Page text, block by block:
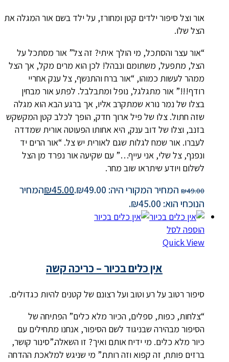
אור וצל סיפור ילדים קטן ומחורז, על ילד בשם אור המגלה את
הצל שלו.
“אור עצר והסתכל, מי הולך איתי? זה צל” אור מסתכל על
הצל, מתפעל, משתומם ונבהל! לכן הוא מרים מקל, אך הצל
ממהר לעשות כמוהו, “אור ברח והתנשף, צל ענק אחריי
רודף!!!” אור מתגלגל, נופל ומתבלבל. לפתע אור מבחין
בצלו של נמר נורא שמתקרב אליו, אך ברגע הבא הוא מגלה
שזה חתול. צלו של פיל ארוך חדק, הופך לכלב קטן המקשקש
בזנב, וצלו של דוב ענק, היא אחותו הפעוטה אורית שמדדה
לעברו. אור שמח לגלות שגם לאורית יש צל. “אור הרים יד
ונפנף, צל שלי, אני עייף…” עם שקיעה אור נפרד מן הצל
לשלום ויודע שיתראו שוב מחר.
₪49.00 המחיר המקורי היה: ₪49.00. ₪45.00
המחיר
הנוכחי הוא: ₪45.00.
הוספה לסל
Quick View
אין כלים בכיור – כריכה קשה
סיפור רטוב על רע וטוב ועל רצונם של קטנים להיות כגדולים.
“צלחות, כפות, ספלים, הכיור מלא כלים” הפתיחה של
הסיפור מבהירה שבניגוד לשם הסיפור, אנחנו מתחילים עם
כיור מלא כלים. מי ידיח אותם ואיך? זו השאלה.”סינור קושר,
ברזים פותח, זה קפוא וזה רותח.” מי שניגש למלאכת ההדחה